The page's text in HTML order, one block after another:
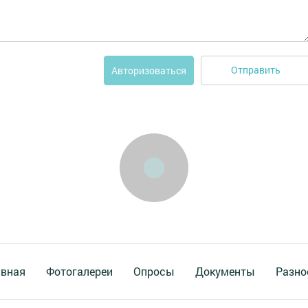
Авторизоваться Отправить
Фотогалереи Опросы Документы